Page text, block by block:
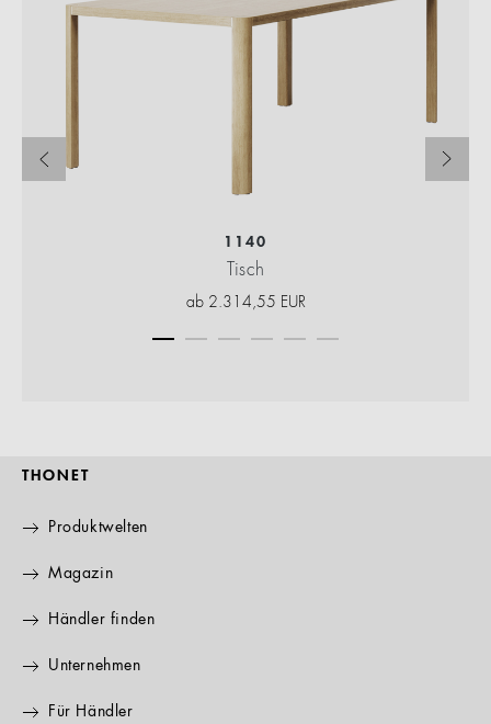
1140
Tisch
ab 2.314,55 EUR
THONET
Produktwelten
Magazin
Händler finden
Unternehmen
Für Händler